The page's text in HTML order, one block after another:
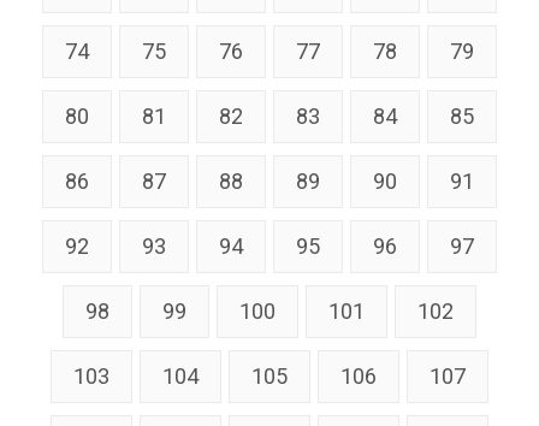
74 75 76 77 78 79
80 81 82 83 84 85
86 87 88 89 90 91
92 93 94 95 96 97
98 99 100 101 102
103 104 105 106 107